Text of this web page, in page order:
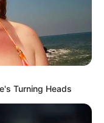
Αττική και
και στην
από την Ελλάδα και
στο
Turning Heads